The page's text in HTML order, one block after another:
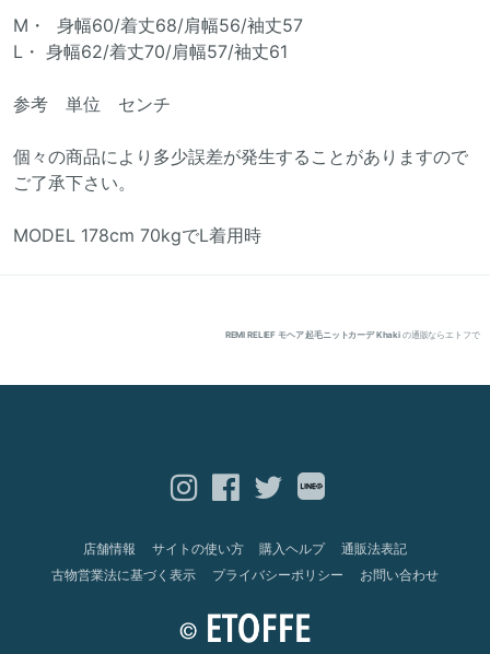
M・ 身幅60/着丈68/肩幅56/袖丈57
L・ 身幅62/着丈70/肩幅57/袖丈61
参考 単位 センチ
個々の商品により多少誤差が発生することがありますので
ご了承下さい。
MODEL 178cm 70kgでL着用時
REMI RELIEF モヘア 起毛ニットカーデ Khaki の通販ならエトフで
店舗情報 サイトの使い方 購入ヘルプ
通販法表記
古物営業法に基づく表示
プライバシーポリシー お問い合わせ